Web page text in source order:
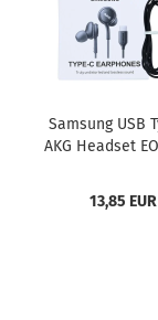
Sam­sung USB
AKG Head­set
13,85 EUR